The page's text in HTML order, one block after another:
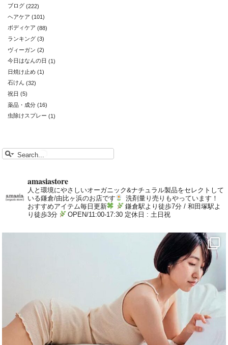
ブログ (222)
ヘアケア (101)
ボディケア (88)
ランキング (3)
ヴィーガン (2)
今日はなんの日 (1)
日焼け止め (1)
石けん (32)
祝日 (5)
薬品・成分 (16)
虫除けスプレー (1)
amasiastore
人と環境にやさしいオーガニック&ナチュラル製品をセレクトして
いる鎌倉/由比ヶ浜のお店です
洗剤量り売りもやっています！
おすすめアイテム毎日更新
鎌倉駅より徒歩7分 / 和田塚駅よ
り徒歩3分
OPEN/11:00-17:30 定休日 : 土日祝